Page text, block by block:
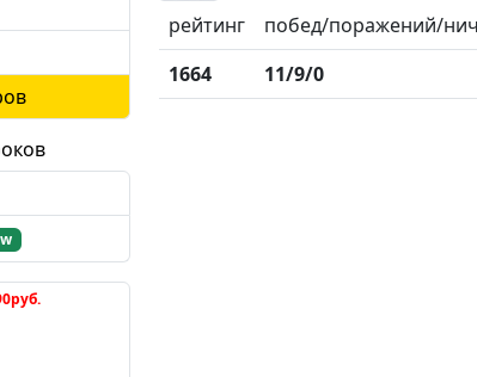
рейтинг
побед/поражений/
1664
11/9/0